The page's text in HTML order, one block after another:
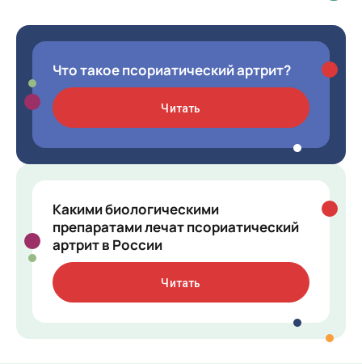
Что такое псориатический артрит?
Читать
Какими биологическими
препаратами лечат псориатический
артрит в России
Читать